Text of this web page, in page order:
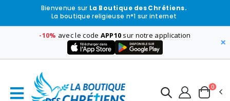
Bienvenue sur La Boutique des Chrétiens.
La boutique religieuse n°1 sur internet
-10% avec le code APP10 sur notre application
×
0